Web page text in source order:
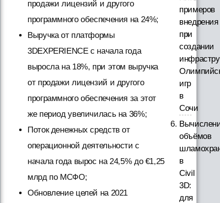
продажи лицензий и другого
программного обеспечения на 24%;
Выручка от платформы
3DEXPERIENCE с начала года
выросла на 18%, при этом выручка
от продажи лицензий и другого
программного обеспечения за этот
же период увеличилась на 36%;
Поток денежных средств от
операционной деятельности с
начала года вырос на 24,5% до €1,25
млрд по МСФО;
Обновление целей на 2021
примеров
внедрения
при
создании
игр
в
Сочи
объёмов
в
Civil
3D:
для